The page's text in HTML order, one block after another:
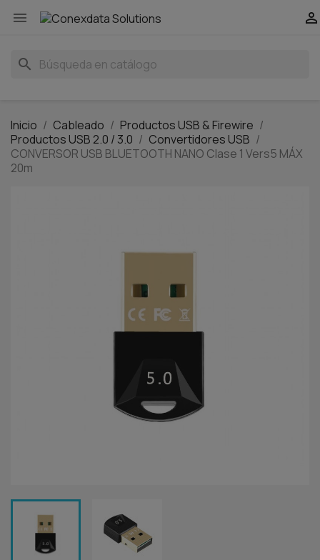
 
search
Inicio Cableado
Productos USB & Firewire
Productos USB 2.0 / 3.0
Convertidores USB
CONVERSOR USB BLUETOOTH NANO Clase 1 Vers5 MÁX
20m